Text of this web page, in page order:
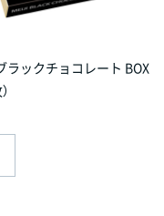
ラックチョコレート BOX